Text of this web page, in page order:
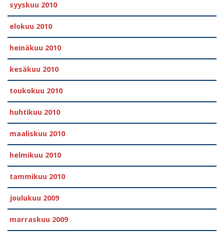
syyskuu 2010
elokuu 2010
heinäkuu 2010
kesäkuu 2010
toukokuu 2010
huhtikuu 2010
maaliskuu 2010
helmikuu 2010
tammikuu 2010
joulukuu 2009
marraskuu 2009